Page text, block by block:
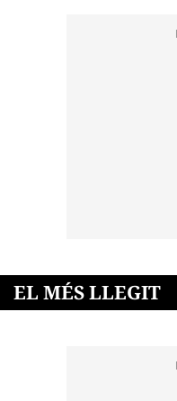
EL MÉS LLEGIT